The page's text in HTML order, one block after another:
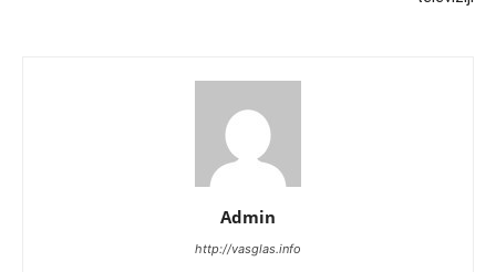
Admin
http://vasglas.info